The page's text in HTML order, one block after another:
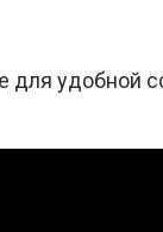
для удобной